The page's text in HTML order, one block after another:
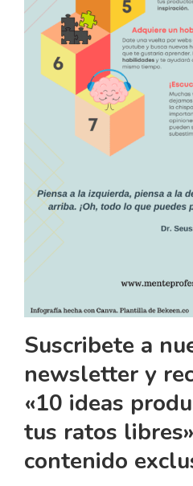
Suscribete a
newsletter y
«10 ideas
tus ratos
contenido